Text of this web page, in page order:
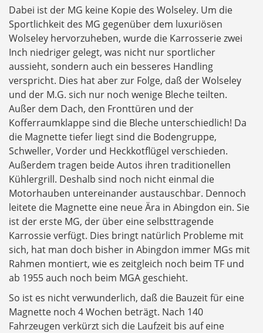
Dabei ist der MG keine Kopie des Wolseley. Um die
Sportlichkeit des MG gegenüber dem luxuriösen
Wolseley hervorzuheben, wurde die Karrosserie zwei
Inch niedriger gelegt, was nicht nur sportlicher
aussieht, sondern auch ein besseres Handling
verspricht. Dies hat aber zur Folge, daß der Wolseley
und der M.G. sich nur noch wenige Bleche teilten.
Außer dem Dach, den Fronttüren und der
Kofferraumklappe sind die Bleche unterschiedlich! Da
die Magnette tiefer liegt sind die Bodengruppe,
Schweller, Vorder und Heckkotflügel verschieden.
Außerdem tragen beide Autos ihren traditionellen
Kühlergrill. Deshalb sind noch nicht einmal die
Motorhauben untereinander austauschbar. Dennoch
leitete die Magnette eine neue Ära in Abingdon ein. Sie
ist der erste MG, der über eine selbsttragende
Karrossie verfügt. Dies bringt natürlich Probleme mit
sich, hat man doch bisher in Abingdon immer MGs mit
Rahmen montiert, wie es zeitgleich noch beim TF und
ab 1955 auch noch beim MGA geschieht.
So ist es nicht verwunderlich, daß die Bauzeit für eine
Magnette noch 4 Wochen beträgt. Nach 140
Fahrzeugen verkürzt sich die Laufzeit bis auf eine